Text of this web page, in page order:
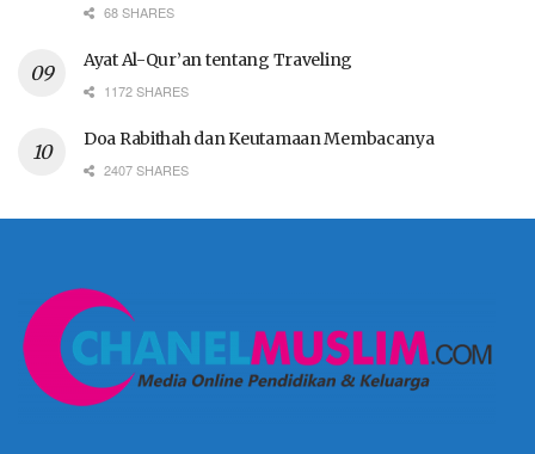
68 SHARES
Ayat Al-Qur’an tentang Traveling
1172 SHARES
Doa Rabithah dan Keutamaan Membacanya
2407 SHARES